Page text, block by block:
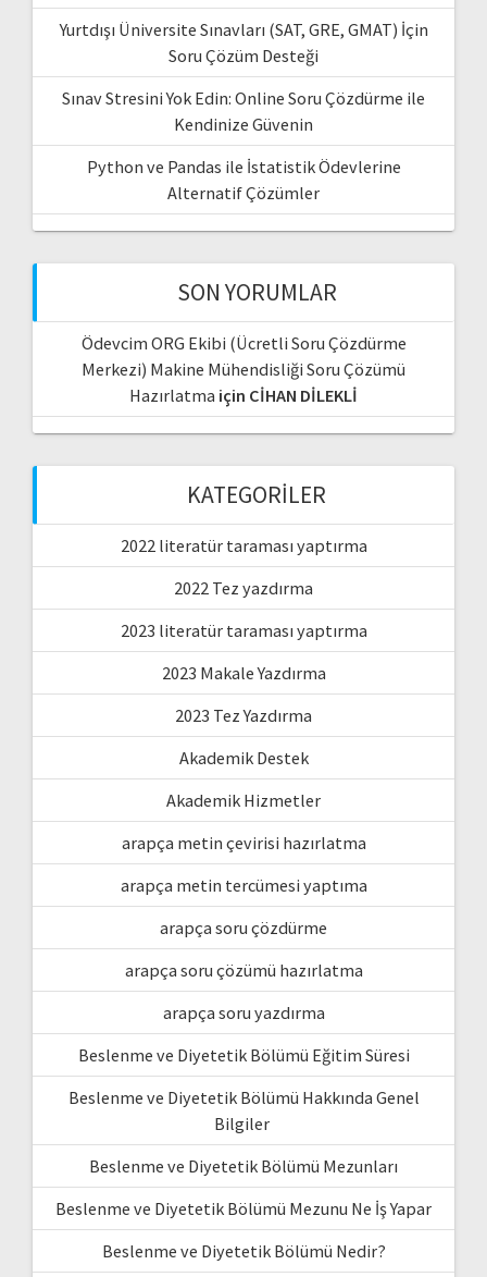
Yurtdışı Üniversite Sınavları (SAT, GRE, GMAT) İçin
Soru Çözüm Desteği
Sınav Stresini Yok Edin: Online Soru Çözdürme ile
Kendinize Güvenin
Python ve Pandas ile İstatistik Ödevlerine
Alternatif Çözümler
SON YORUMLAR
Ödevcim ORG Ekibi (Ücretli Soru Çözdürme
Merkezi) Makine Mühendisliği Soru Çözümü
Hazırlatma için CİHAN DİLEKLİ
KATEGORILER
2022 literatür taraması yaptırma
2022 Tez yazdırma
2023 literatür taraması yaptırma
2023 Makale Yazdırma
2023 Tez Yazdırma
Akademik Destek
Akademik Hizmetler
arapça metin çevirisi hazırlatma
arapça metin tercümesi yaptıma
arapça soru çözdürme
arapça soru çözümü hazırlatma
arapça soru yazdırma
Beslenme ve Diyetetik Bölümü Eğitim Süresi
Beslenme ve Diyetetik Bölümü Hakkında Genel
Bilgiler
Beslenme ve Diyetetik Bölümü Mezunları
Beslenme ve Diyetetik Bölümü Mezunu Ne İş Yapar
Beslenme ve Diyetetik Bölümü Nedir?